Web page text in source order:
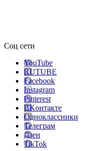
Соц сети
YouTube
RUTUBE
Facebook
Instagram
Pinterest
ВKонтакте
Одноклассники
Телеграм
Дзен
TikTok